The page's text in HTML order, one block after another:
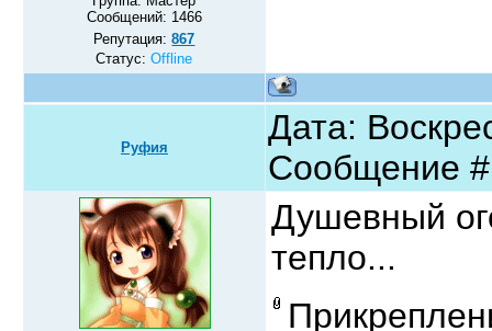
Сообщений: 1466
Репутация:867
Статус:Offline
Руфия
Дата:
Сообщение
Душевный
тепло...